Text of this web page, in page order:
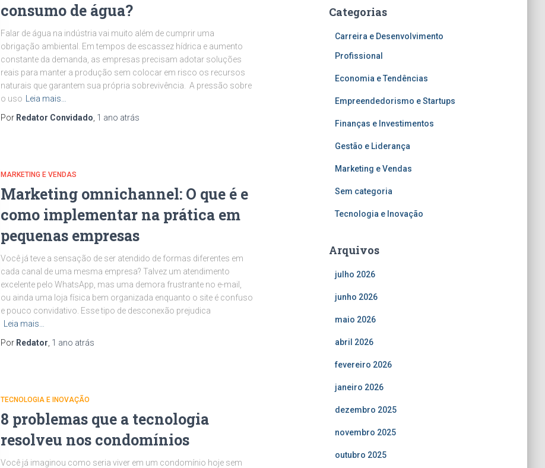
consumo de água?
Falar de água na indústria vai muito além de cumprir uma
obrigação ambiental. Em tempos de escassez hídrica e aumento
constante da demanda, as empresas precisam adotar soluções
reais para manter a produção sem colocar em risco os recursos
naturais que garantem sua própria sobrevivência. A pressão sobre
o uso
Leia mais…
Por Redator Convidado 1 ano atrás
MARKETING E VENDAS
Marketing omnichannel: O que é e
como implementar na prática em
pequenas empresas
Você já teve a sensação de ser atendido de formas diferentes em
cada canal de uma mesma empresa? Talvez um atendimento
excelente pelo WhatsApp, mas uma demora frustrante no e-mail,
ou ainda uma loja física bem organizada enquanto o site é confuso
e pouco convidativo. Esse tipo de desconexão prejudica
Leia mais…
Por Redator 1 ano atrás
TECNOLOGIA E INOVAÇÃO
8 problemas que a tecnologia
resolveu nos condomínios
Você já imaginou como seria viver em um condomínio hoje sem
Categorias
Carreira e Desenvolvimento
Profissional
Economia e Tendências
Empreendedorismo e Startups
Finanças e Investimentos
Gestão e Liderança
Marketing e Vendas
Sem categoria
Tecnologia e Inovação
Arquivos
julho 2026
junho 2026
maio 2026
abril 2026
fevereiro 2026
janeiro 2026
dezembro 2025
novembro 2025
outubro 2025